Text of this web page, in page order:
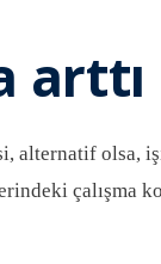
arttı
alternatif olsa,
çalışma